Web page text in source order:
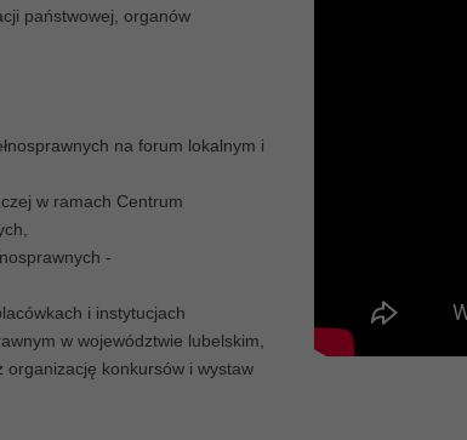
dorosłych niesamodzielnych
to w niehigienicznych
państwowej, organów
na forum lokalnym i
w ramach Centrum
-
i instytucjach
w województwie lubelskim,
organizację konkursów i wystaw